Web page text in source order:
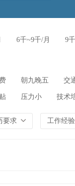
餐厅主管
2026-07-28
夫销售总监 6小时前
6千~9千/月 9
朝九晚五 交
压力小 技术
要求 工作经验